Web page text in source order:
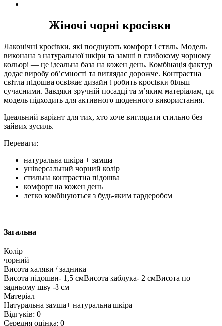
Жіночі чорні кросівки
Лаконічні кросівки, які поєднують комфорт і стиль. Модель
виконана з натуральної шкіри та замші в глибокому чорному
кольорі — це ідеальна база на кожен день. Комбінація фактур
додає виробу об’ємності та виглядає дорожче. Контрастна
світла підошва освіжає дизайн і робить кросівки більш
сучасними. Завдяки зручній посадці та м’яким матеріалам, ця
модель підходить для активного щоденного використання.
Ідеальний варіант для тих, хто хоче виглядати стильно без
зайвих зусиль.
Переваги:
натуральна шкіра + замша
універсальний чорний колір
стильна контрастна підошва
комфорт на кожен день
легко комбінуються з будь-яким гардеробом
Загальна
Колір
чорний
Висота халяви / задника
Висота підошви- 1,5 смВисота каблука- 2 смВисота по
задньому шву -8 см
Матеріал
Натуральна замша+ натуральна шкіра
Відгуків: 0
Середня оцінка: 0